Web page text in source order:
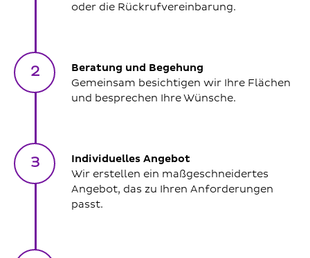
oder die Rückrufvereinbarung.
2
Beratung und Begehung
Gemeinsam besichtigen wir Ihre Flächen
und besprechen Ihre Wünsche.
3
Individuelles Angebot
Wir erstellen ein maßgeschneidertes
Angebot, das zu Ihren Anforderungen
passt.